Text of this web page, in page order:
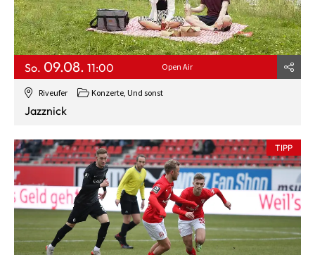
Riveufer Konzerte, Und sonst
So. 09.08. 11:00 Open Air
Jazznick
TIPP